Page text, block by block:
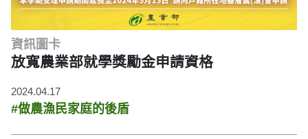
資訊圖卡
放寬農業部就學獎勵金申請資格
2024.04.17
#做農漁民家庭的後盾